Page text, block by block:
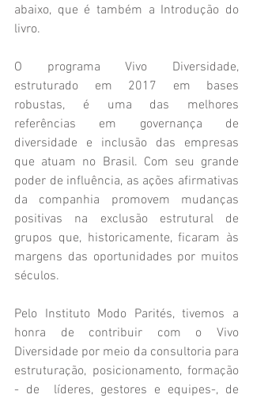
abaixo, que é também a Introdução do
livro.
O programa Vivo Diversidade,
estruturado em 2017 em bases
robustas, é uma das melhores
referências em governança de
diversidade e inclusão das empresas
que atuam no Brasil. Com seu grande
poder de influência, as ações afirmativas
da companhia promovem mudanças
positivas na exclusão estrutural de
grupos que, historicamente, ficaram às
margens das oportunidades por muitos
séculos.
Pelo Instituto Modo Parités, tivemos a
honra de contribuir com o Vivo
Diversidade por meio da consultoria para
estruturação, posicionamento, formação
- de  líderes, gestores e equipes-, de